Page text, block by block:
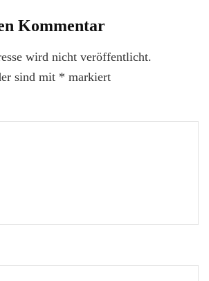
Kommentar
wird nicht veröffentlicht.
sind mit * markiert